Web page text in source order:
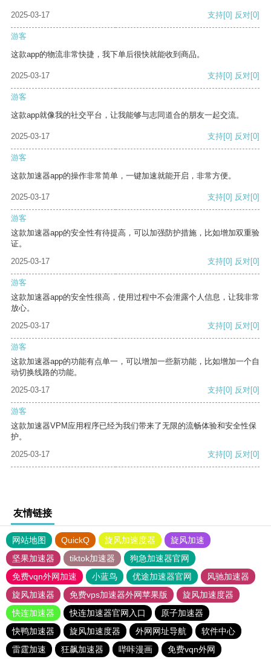
2025-03-17 支持[0] 反对[0]
游客
这款app的物流非常快捷，我下单后很快就能收到商品。
2025-03-17 支持[0] 反对[0]
游客
这款app就像我的社交平台，让我能够与志同道合的朋友一起交流。
2025-03-17 支持[0] 反对[0]
游客
这款加速器app的操作非常简单，一键加速就能开启，非常方便。
2025-03-17 支持[0] 反对[0]
游客
这款加速器app的安全性有待提高，可以加强防护措施，比如增加双重验
证。
2025-03-17
支持[0] 反对[0]
游客
这款加速器app的安全性很高，使用过程中不会泄露个人信息，让我非常
放心。
2025-03-17
支持[0] 反对[0]
游客
这款加速器app的功能有点单一，可以增加一些新功能，比如增加一个自
动切换线路的功能。
2025-03-17
支持[0] 反对[0]
游客
这款加速器VPM应用程序已经为我们带来了无限的流畅体验和安全性保
护。
2025-03-17
支持[0] 反对[0]
友情链接
网站地图 QuickQ 旋风加速度器
旋风加速
坚果加速器
tiktok加速器
狗急加速器官网
免费vqn外网加速
小蓝鸟 优途加速器官网
风驰加速器
旋风加速器
免费vps加速器外网苹果版
旋风加速度器
快连加速器
快连加速器官网入口
原子加速器
快鸭加速器
旋风加速度器 外网网址导航
软件中心
雷霆加速
狂飙加速器 哔咔漫画 免费vqn外网